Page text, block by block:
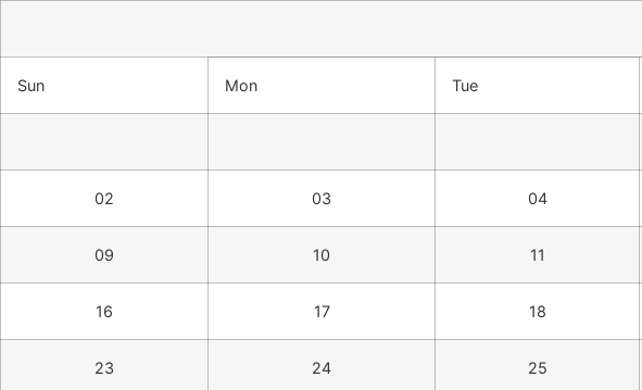
Sun Mon Tue
02 03 04
09 10 11
16 17 18
23 24 25